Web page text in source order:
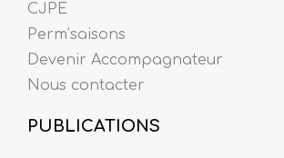
CJPE
Perm’saisons
Devenir Accompagnateur
Nous contacter
PUBLICATIONS